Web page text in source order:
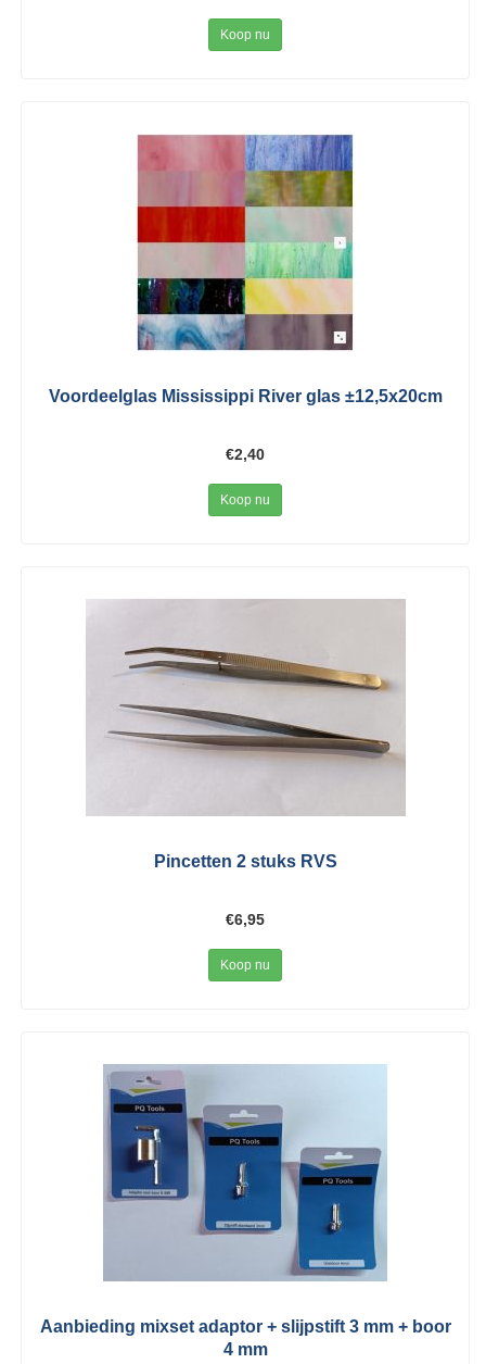
Koop nu
Voordeelglas Mississippi River glas ±12,5x20cm
€2,40
Koop nu
Pincetten 2 stuks RVS
€6,95
Koop nu
Aanbieding mixset adaptor + slijpstift 3 mm + boor
4 mm